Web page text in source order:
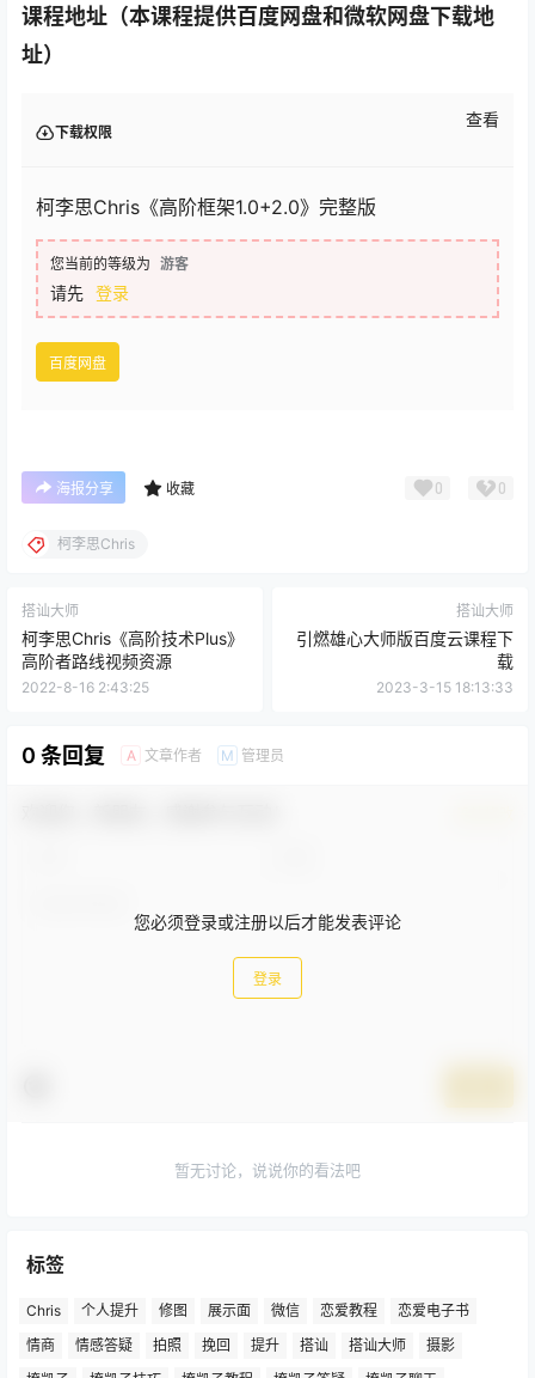
课程地址（本课程提供百度网盘和微软网盘下载地
址）
下载权限
查看
柯李思Chris《高阶框架1.0+2.0》完整版
您当前的等级为 游客
请先 登录
百度网盘
海报分享 收藏 0 0
柯李思Chris
搭讪大师
柯李思Chris《高阶技术Plus》
高阶者路线视频资源
2022-8-16 2:43:25
搭讪大师
引燃雄心大师版百度云课程下
载
2023-3-15 18:13:33
0 条回复 A 文章作者 M 管理员
您必须登录或注册以后才能发表评论
登录
暂无讨论，说说你的看法吧
标签
Chris 个人提升 修图 展示面 微信 恋爱教程
恋爱电子书
情商
情感答疑 拍照 挽回 提升 搭讪 搭讪大师
摄影